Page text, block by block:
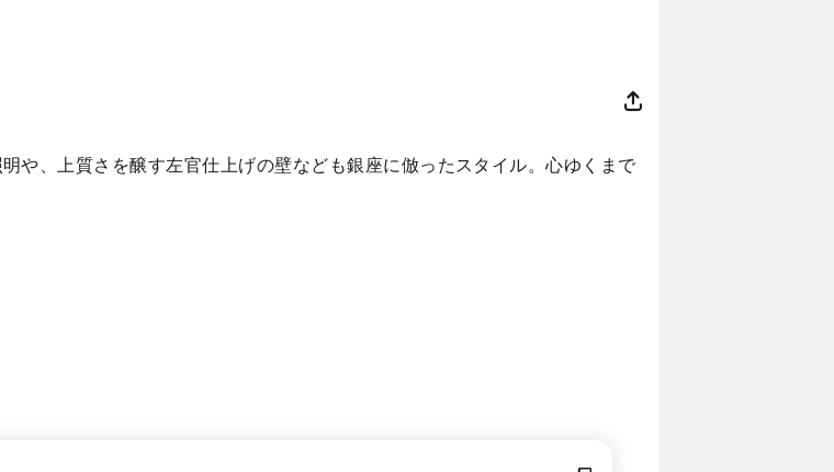
や、上質さを醸す左官仕上げの壁なども銀座に倣ったスタイル。心ゆくまで